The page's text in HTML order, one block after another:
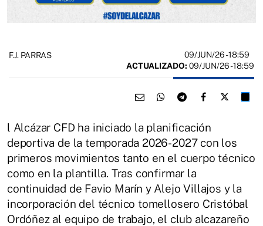
F.J. PARRAS 09/JUN/26- 18:59
ACTUALIZADO: 09/JUN/26 - 18:59
l Alcázar CFD ha iniciado la planificación
deportiva de la temporada 2026-2027 con los
primeros movimientos tanto en el cuerpo técnico
como en la plantilla. Tras confirmar la
continuidad de Favio Marín y Alejo Villajos y la
incorporación del técnico tomellosero Cristóbal
Ordóñez al equipo de trabajo, el club alcazareño